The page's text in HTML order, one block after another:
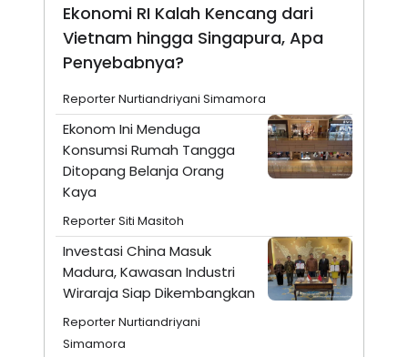
Ekonomi RI Kalah Kencang dari
Vietnam hingga Singapura, Apa
Penyebabnya?
Reporter Nurtiandriyani Simamora
Ekonom Ini Menduga
Konsumsi Rumah Tangga
Ditopang Belanja Orang
Kaya
Reporter Siti Masitoh
Investasi China Masuk
Madura, Kawasan Industri
Wiraraja Siap Dikembangkan
Reporter Nurtiandriyani
Simamora